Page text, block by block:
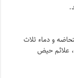
و دماء ثلاث
علائم حیض